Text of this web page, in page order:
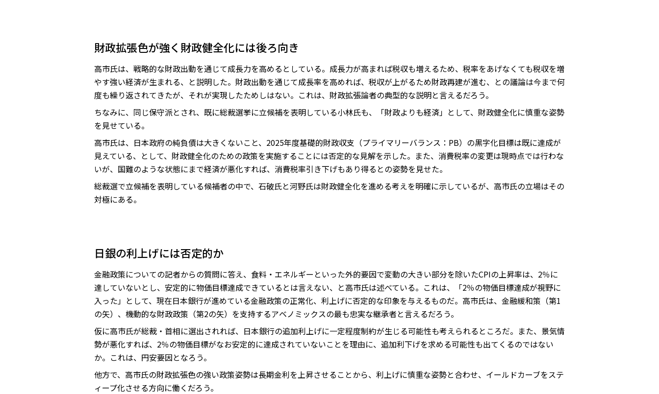
財政拡張色が強く財政健全化には後ろ向き
高市氏は、戦略的な財政出動を通じて成長力を高めるとしている。成長力が高まれば税収も増えるため、税率をあげなくても税収を増
やす強い経済が生まれる、と説明した。財政出動を通じて成長率を高めれば、税収が上がるため財政再建が進む、との議論は今まで何
度も繰り返されてきたが、それが実現したためしはない。これは、財政拡張論者の典型的な説明と言えるだろう。
ちなみに、同じ保守派とされ、既に総裁選挙に立候補を表明している小林氏も、「財政よりも経済」として、財政健全化に慎重な姿勢
を見せている。
高市氏は、日本政府の純負債は大きくないこと、2025年度基礎的財政収支（プライマリーバランス：PB）の黒字化目標は既に達成が
見えている、として、財政健全化のための政策を実施することには否定的な見解を示した。また、消費税率の変更は現時点では行わな
いが、国難のような状態にまで経済が悪化すれば、消費税率引き下げもあり得るとの姿勢を見せた。
総裁選で立候補を表明している候補者の中で、石破氏と河野氏は財政健全化を進める考えを明確に示しているが、高市氏の立場はその
対極にある。
日銀の利上げには否定的か
金融政策についての記者からの質問に答え、食料・エネルギーといった外的要因で変動の大きい部分を除いたCPIの上昇率は、2％に
達していないとし、安定的に物価目標達成できているとは言えない、と高市氏は述べている。これは、「2％の物価目標達成が視野に
入った」として、現在日本銀行が進めている金融政策の正常化、利上げに否定的な印象を与えるものだ。高市氏は、金融緩和策（第1
の矢）、機動的な財政政策（第2の矢）を支持するアベノミックスの最も忠実な継承者と言えるだろう。
仮に高市氏が総裁・首相に選出されれば、日本銀行の追加利上げに一定程度制約が生じる可能性も考えられるところだ。また、景気情
勢が悪化すれば、2％の物価目標がなお安定的に達成されていないことを理由に、追加利下げを求める可能性も出てくるのではない
か。これは、円安要因となろう。
他方で、高市氏の財政拡張色の強い政策姿勢は長期金利を上昇させることから、利上げに慎重な姿勢と合わせ、イールドカーブをステ
ィープ化させる方向に働くだろう。